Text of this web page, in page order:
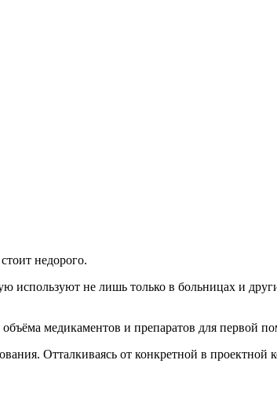
недорого.
используют не лишь только в больницах и
медикаментов и препаратов для первой
Отталкиваясь от конкретной в